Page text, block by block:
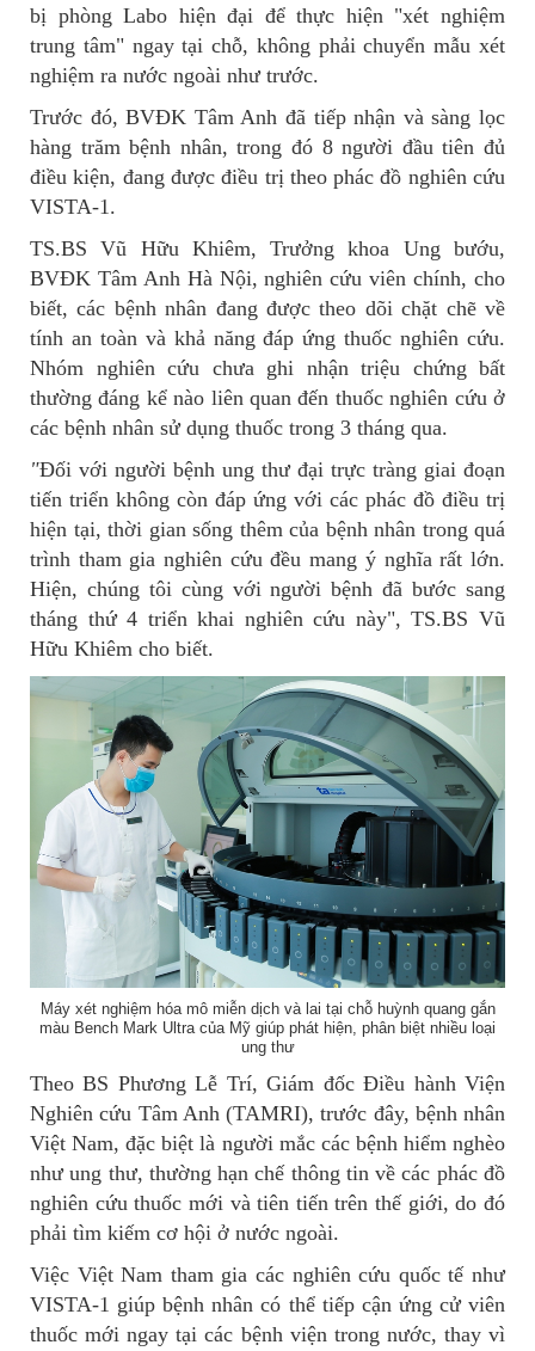
bị phòng Labo hiện đại để thực hiện "xét nghiệm
trung tâm" ngay tại chỗ, không phải chuyển mẫu xét
nghiệm ra nước ngoài như trước.
Trước đó, BVĐK Tâm Anh đã tiếp nhận và sàng lọc
hàng trăm bệnh nhân, trong đó 8 người đầu tiên đủ
điều kiện, đang được điều trị theo phác đồ nghiên cứu
VISTA-1.
TS.BS Vũ Hữu Khiêm, Trưởng khoa Ung bướu,
BVĐK Tâm Anh Hà Nội, nghiên cứu viên chính, cho
biết, các bệnh nhân đang được theo dõi chặt chẽ về
tính an toàn và khả năng đáp ứng thuốc nghiên cứu.
Nhóm nghiên cứu chưa ghi nhận triệu chứng bất
thường đáng kể nào liên quan đến thuốc nghiên cứu ở
các bệnh nhân sử dụng thuốc trong 3 tháng qua.
"Đối với người bệnh ung thư đại trực tràng giai đoạn
tiến triển không còn đáp ứng với các phác đồ điều trị
hiện tại, thời gian sống thêm của bệnh nhân trong quá
trình tham gia nghiên cứu đều mang ý nghĩa rất lớn.
Hiện, chúng tôi cùng với người bệnh đã bước sang
tháng thứ 4 triển khai nghiên cứu này", TS.BS Vũ
Hữu Khiêm cho biết.
Máy xét nghiệm hóa mô miễn dịch và lai tại chỗ huỳnh quang gắn
màu Bench Mark Ultra của Mỹ giúp phát hiện, phân biệt nhiều loại
ung thư
Theo BS Phương Lễ Trí, Giám đốc Điều hành Viện
Nghiên cứu Tâm Anh (TAMRI), trước đây, bệnh nhân
Việt Nam, đặc biệt là người mắc các bệnh hiểm nghèo
như ung thư, thường hạn chế thông tin về các phác đồ
nghiên cứu thuốc mới và tiên tiến trên thế giới, do đó
phải tìm kiếm cơ hội ở nước ngoài.
Việc Việt Nam tham gia các nghiên cứu quốc tế như
VISTA-1 giúp bệnh nhân có thể tiếp cận ứng cử viên
thuốc mới ngay tại các bệnh viện trong nước, thay vì